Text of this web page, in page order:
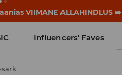
VIIMANE ALLAHINDLUS ➡️
Influencers' Faves